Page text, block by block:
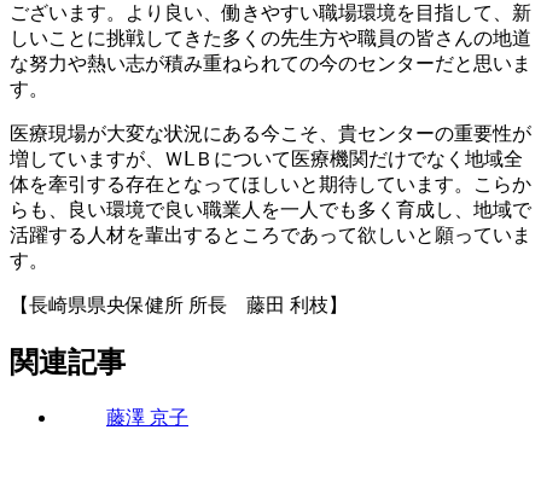
ございます。より良い、働きやすい職場環境を目指して、新
しいことに挑戦してきた多くの先生方や職員の皆さんの地道
な努力や熱い志が積み重ねられての今のセンターだと思いま
す。
医療現場が大変な状況にある今こそ、貴センターの重要性が
増していますが、ＷⅬＢについて医療機関だけでなく地域全
体を牽引する存在となってほしいと期待しています。こらか
らも、良い環境で良い職業人を一人でも多く育成し、地域で
活躍する人材を輩出するところであって欲しいと願っていま
す。
【長崎県県央保健所 所長 藤田 利枝】
関連記事
藤澤 京子